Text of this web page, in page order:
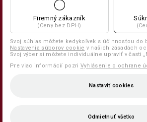
Firemný zákazník
(Ceny bez DPH)
Svoj súhlas môžete kedykoľvek s účinnosťou do
Nastavenia súborov cookie v našich zásadách
Svoj výber si môžete individuálne upraviť v časti
Pre viac informácií pozri Vyhlásenie o ochrane
Nastaviť cookies
Odmietnuť všetko